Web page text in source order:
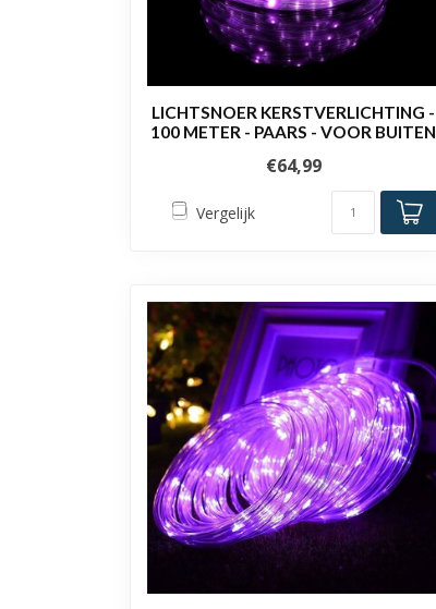
LICHTSNOER KERSTVERLICHTING -
100 METER - PAARS - VOOR BUITEN
€64,99
Vergelijk